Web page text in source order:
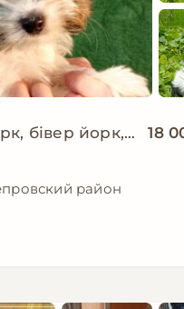
Бивер йорк, бівер йорк, дівчатка, міні стандарт 18
район